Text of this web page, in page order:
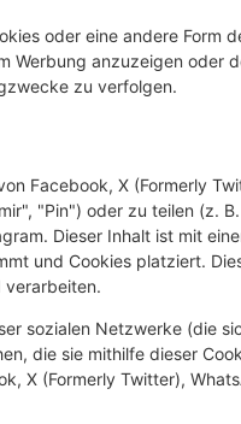
oder eine andere Form
Werbung anzuzeigen oder
zu verfolgen.
Facebook, X (Formerly
"Pin") oder zu teilen (z.
Dieser Inhalt ist mit
und Cookies platziert.
verarbeiten.
sozialen Netzwerke (die
die sie mithilfe dieser
X (Formerly Twitter),